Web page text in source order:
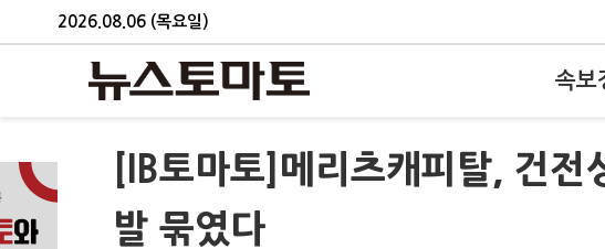
2026.08.06 (목요일)
속보
[IB토마토]메리츠캐피탈, 건
발 묶였다